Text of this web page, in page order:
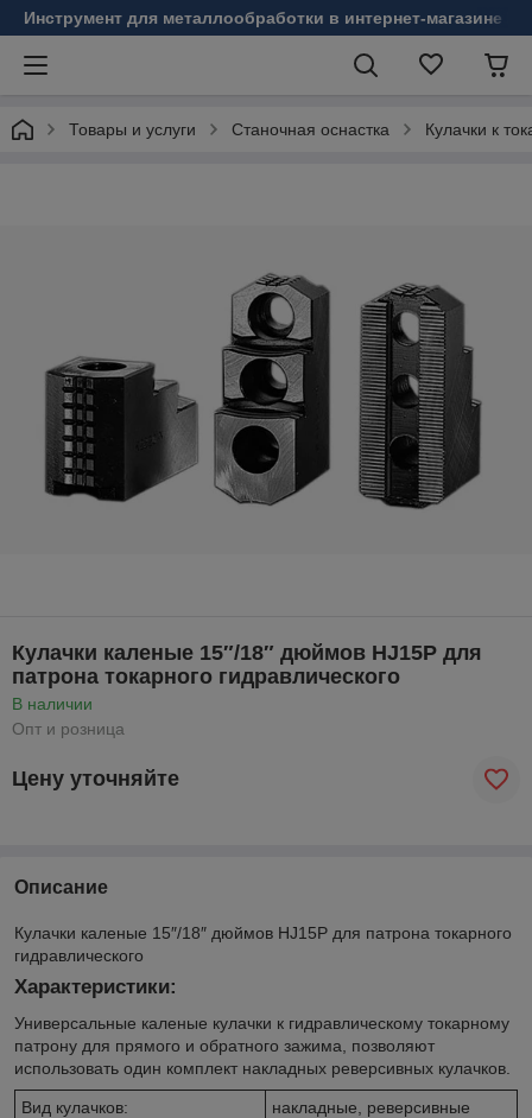
Инструмент для металлообработки в интернет-магазине
Товары и услуги Станочная оснастка Кулачки к
Кулачки каленые 15″/18″ дюймов HJ15P для
патрона токарного гидравлического
В наличии
Опт и розница
Цену уточняйте
Описание
Кулачки каленые 15″/18″ дюймов HJ15P для патрона токарного
гидравлического
Характеристики:
Универсальные каленые кулачки к гидравлическому токарному
патрону для прямого и обратного зажима, позволяют
использовать один комплект накладных реверсивных кулачков.
Вид кулачков:
накладные, реверсивные